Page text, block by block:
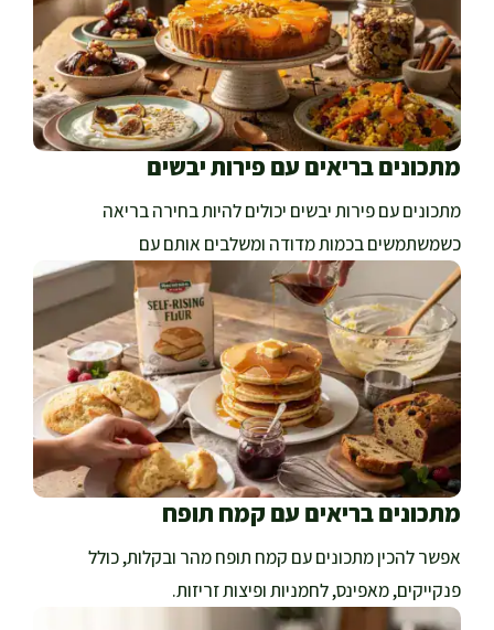
מתכונים בריאים עם פירות יבשים
מתכונים עם פירות יבשים יכולים להיות בחירה בריאה
כשמשתמשים בכמות מדודה ומשלבים אותם עם
מתכונים בריאים עם קמח תופח
אפשר להכין מתכונים עם קמח תופח מהר ובקלות, כולל
פנקייקים, מאפינס, לחמניות ופיצות זריזות.